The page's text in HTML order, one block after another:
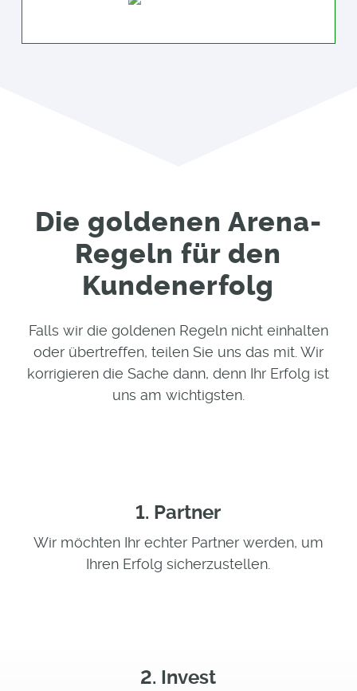
Die goldenen Arena-
Regeln für den
Kundenerfolg
Falls wir die goldenen Regeln nicht einhalten
oder übertreffen, teilen Sie uns das mit. Wir
korrigieren die Sache dann, denn Ihr Erfolg ist
uns am wichtigsten.
1. Partner
Wir möchten Ihr echter Partner werden, um
Ihren Erfolg sicherzustellen.
2. Invest